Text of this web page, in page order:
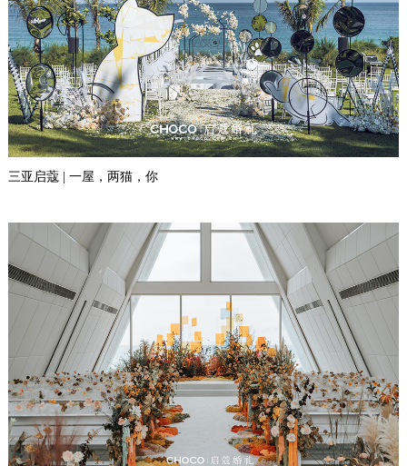
三亚启蔻 | 一屋，两猫，你